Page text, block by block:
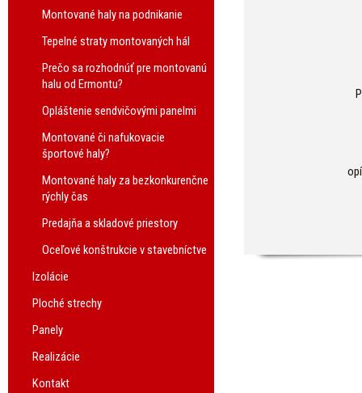
Montované haly na podnikanie
Tepelné straty montovaných hál
Prečo sa rozhodnúť pre montovanú
halu od Ermontu?
Opláštenie sendvičovými panelmi
Montované či nafukovacie
športové haly?
Montované haly za bezkonkurenčne
rýchly čas
Predajňa a skladové priestory
Oceľové konštrukcie v stavebníctve
Izolácie
Ploché strechy
Panely
Realizácie
Kontakt